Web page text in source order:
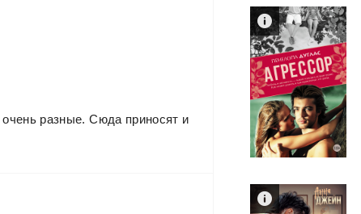
очень разные. Сюда приносят и